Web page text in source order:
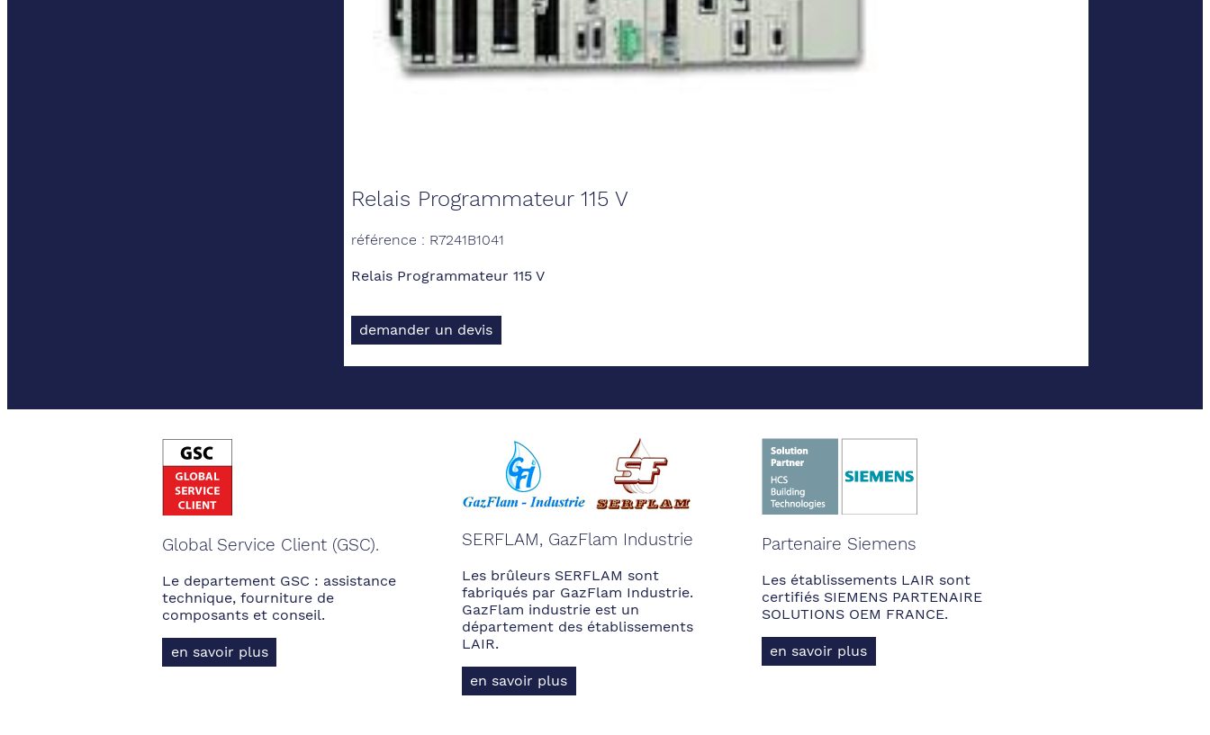
Relais Programmateur 115 V
référence : R7241B1041
Relais Programmateur 115 V
demander un devis
Global Service Client (GSC).
Le departement GSC : assistance
technique, fourniture de
composants et conseil.
en savoir plus
SERFLAM, GazFlam Industrie
Les brûleurs SERFLAM sont
fabriqués par GazFlam Industrie.
GazFlam industrie est un
département des établissements
LAIR.
en savoir plus
Partenaire Siemens
Les établissements LAIR sont
certifiés SIEMENS PARTENAIRE
SOLUTIONS OEM FRANCE.
en savoir plus